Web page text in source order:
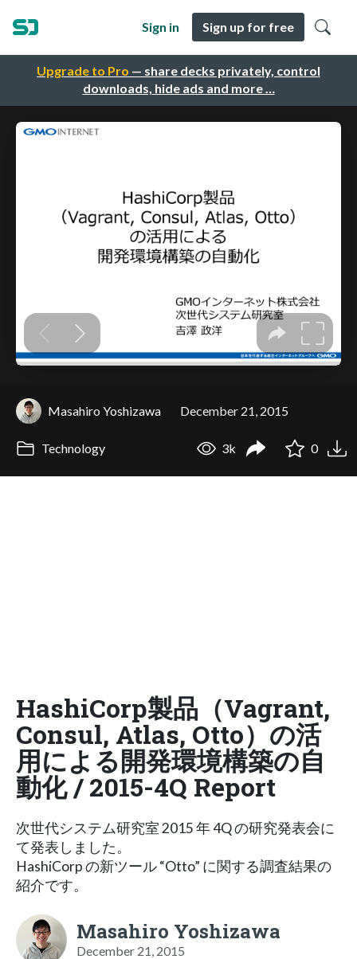
Upgrade to Pro — share decks privately, control
downloads, hide ads and more …
Sign in Sign up for free
Masahiro Yoshizawa December 21, 2015
Technology 3k 0
HashiCorp製品（Vagrant,
Consul, Atlas, Otto）の活
用による開発環境構築の自
動化 / 2015-4Q Report
次世代システム研究室 2015 年 4Q の研究発表会に
て発表しました。
HashiCorp の新ツール “Otto” に関する調査結果の
紹介です。
Masahiro Yoshizawa
December 21, 2015